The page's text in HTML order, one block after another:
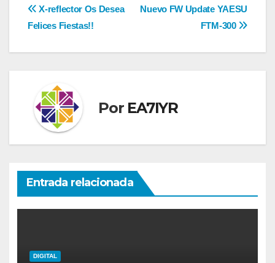
Navegación
Nuevo FW Update YAESU
FTM-300
X-reflector Os Desea
Felices Fiestas!!
Por EA7IYR
Entrada relacionada
DIGITAL